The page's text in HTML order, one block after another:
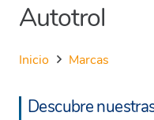
Autotrol
Inicio Marcas
Descubre